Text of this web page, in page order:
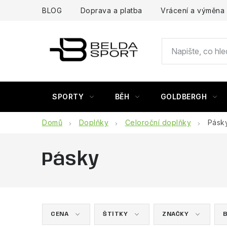
BLOG Doprava a platba Vrácení a
SPORTY BĚH GOLDBERGH
Domů Doplňky Celoroční doplňky
Pásky
CENA ŠTÍTKY ZNAČKY